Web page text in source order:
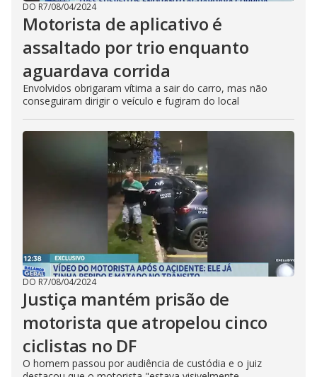
DO R7/08/04/2024
Motorista de aplicativo é
assaltado por trio enquanto
aguardava corrida
Envolvidos obrigaram vítima a sair do carro, mas não
conseguiram dirigir o veículo e fugiram do local
DO R7/08/04/2024
Justiça mantém prisão de
motorista que atropelou cinco
ciclistas no DF
O homem passou por audiência de custódia e o juiz